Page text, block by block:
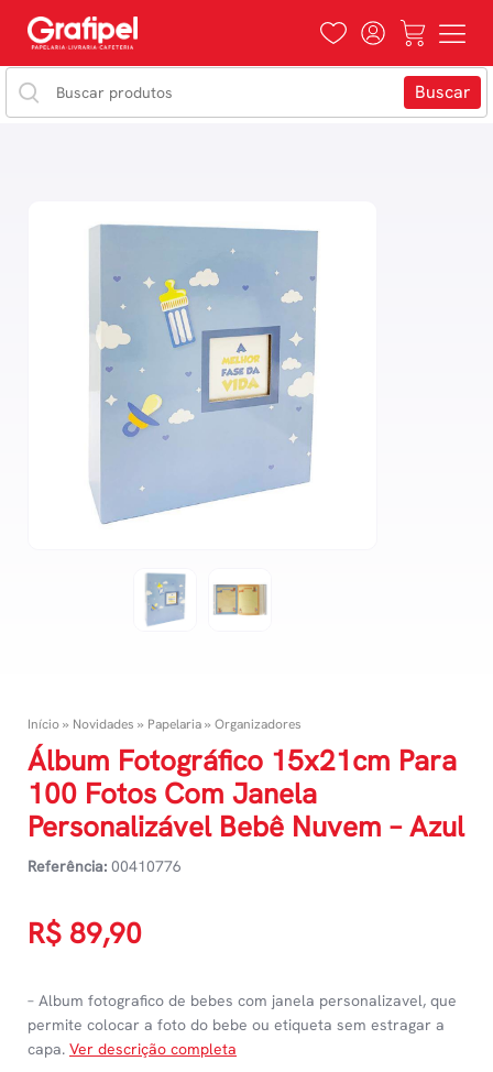
Início» Novidades » Papelaria» Organizadores
Álbum Fotográfico 15x21cm Para
100 Fotos Com Janela
Personalizável Bebê Nuvem – Azul
Referência: 00410776
R$ 89,90
– Album fotografico de bebes com janela personalizavel, que
permite colocar a foto do bebe ou etiqueta sem estragar a
capa. Ver descrição completa